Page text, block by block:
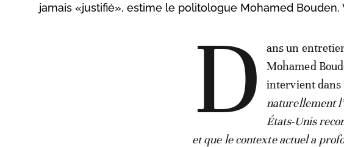
jamais «justifié», estime le politologue Mohamed Bouden.
D ans un
Mohamed
intervient dans
naturellement
États-Unis
et que le contexte actuel a